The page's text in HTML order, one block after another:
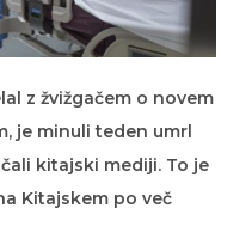
z žvižgačem o novem
je minuli teden umrl
kitajski mediji. To je
Kitajskem po več